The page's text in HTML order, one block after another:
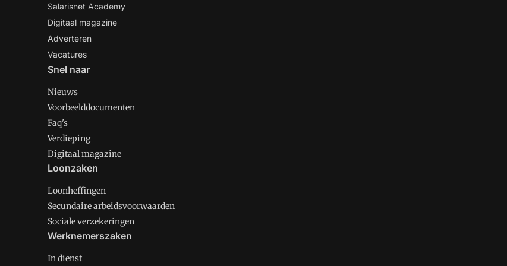
Salarisnet Academy
Digitaal magazine
Adverteren
Vacatures
Snel naar
Nieuws
Voorbeelddocumenten
Faq's
Verdieping
Digitaal magazine
Loonzaken
Loonheffingen
Secundaire arbeidsvoorwaarden
Sociale verzekeringen
Werknemerszaken
In dienst